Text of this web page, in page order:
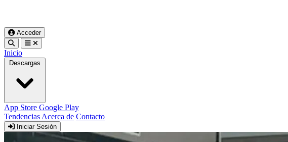
Acceder
Inicio
Descargas
App Store Google Play
Tendencias Acerca de Contacto
Iniciar Sesión